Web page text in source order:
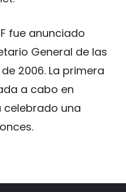
fue anunciado
General de las
2006. La primera
a cabo en
celebrado una